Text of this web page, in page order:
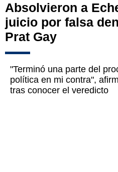
Absolvieron a
juicio por falsa
Prat Gay
"Terminó una parte del
política en mi contra",
tras conocer el veredicto